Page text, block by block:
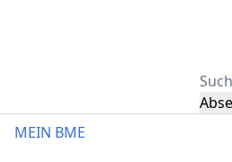
MEIN BME